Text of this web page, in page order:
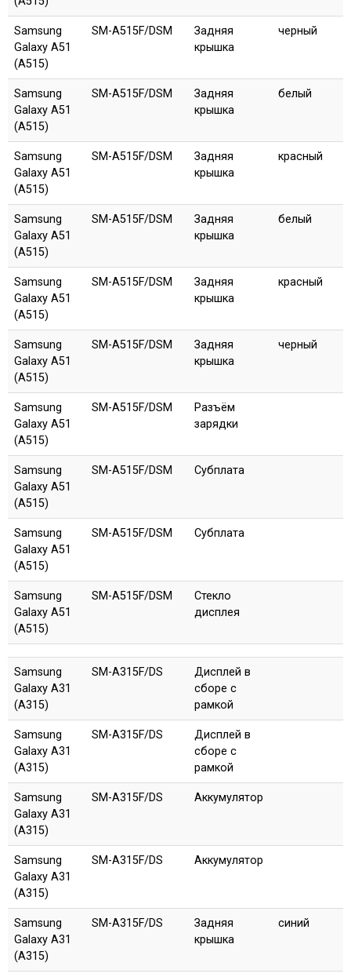
Samsung
Galaxy A51
(A515)
SM-A515F/DSM
Задняя
крышка
черный
Samsung
Galaxy A51
(A515)
SM-A515F/DSM
Задняя
крышка
белый
Samsung
Galaxy A51
(A515)
SM-A515F/DSM
Задняя
крышка
красный
Samsung
Galaxy A51
(A515)
SM-A515F/DSM
Задняя
крышка
белый
Samsung
Galaxy A51
(A515)
SM-A515F/DSM
Задняя
крышка
красный
Samsung
Galaxy A51
(A515)
SM-A515F/DSM
Задняя
крышка
черный
Samsung
Galaxy A51
(A515)
SM-A515F/DSM
Разъём
зарядки
Samsung
Galaxy A51
(A515)
SM-A515F/DSM Субплата
Samsung
Galaxy A51
(A515)
SM-A515F/DSM Субплата
Samsung
Galaxy A51
(A515)
SM-A515F/DSM
Стекло
дисплея
Samsung
Galaxy A31
(A315)
SM-A315F/DS
Дисплей в
сборе с
рамкой
Samsung
Galaxy A31
(A315)
SM-A315F/DS
Дисплей в
сборе с
рамкой
Samsung
Galaxy A31
(A315)
SM-A315F/DS Аккумулятор
Samsung
Galaxy A31
(A315)
SM-A315F/DS Аккумулятор
Samsung
Galaxy A31
(A315)
SM-A315F/DS
Задняя
крышка
синий